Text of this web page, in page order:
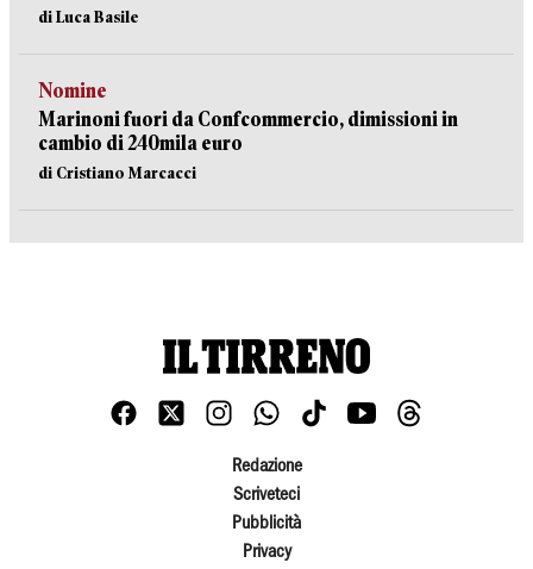
di Luca Basile
Nomine
Marinoni fuori da Confcommercio, dimissioni in
cambio di 240mila euro
di Cristiano Marcacci
Redazione
Scriveteci
Pubblicità
Privacy